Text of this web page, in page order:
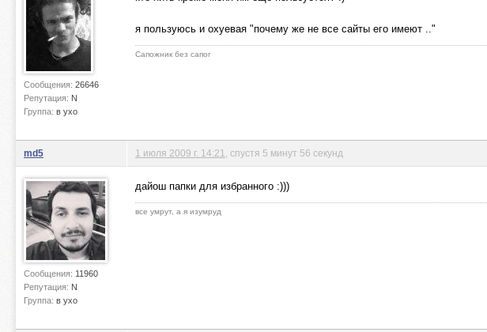
Сообщения: 26646
Репутация: N
Группа: в ухо
я пользуюсь и охуевая "почему же не все сайты его имеют .."
Сапожник без сапог
md5
Сообщения: 11960
Репутация: N
Группа: в ухо
1 июля 2009 г. 14:21 , спустя 5 минут 56 секунд
дайош папки для избранного :)))
все умрут, а я изумруд